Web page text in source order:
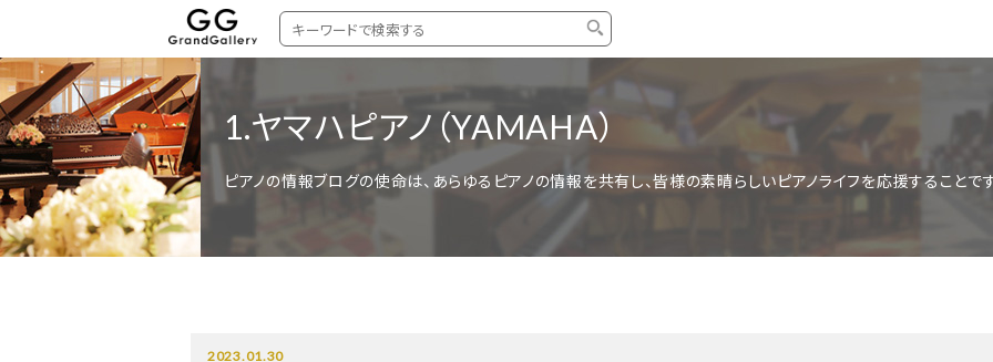
タイプ
中古グランドピアノ
中古アップライトピアノ
YAMAHA
KAWAI
STEINWAY&SONS
ピア
1.ヤマハピアノ（YAMAHA）
ピアノの情報ブログの使命は、あらゆるピアノの情報を共有し、皆様の素晴らしいピアノライフを応援することです
2023.01.30